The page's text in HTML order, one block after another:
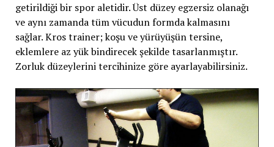
getirildiği bir spor aletidir. Üst düzey egzersiz olanağı
ve aynı zamanda tüm vücudun formda kalmasını
sağlar. Kros trainer; koşu ve yürüyüşün tersine,
eklemlere az yük bindirecek şekilde tasarlanmıştır.
Zorluk düzeylerini tercihinize göre ayarlayabilirsiniz.